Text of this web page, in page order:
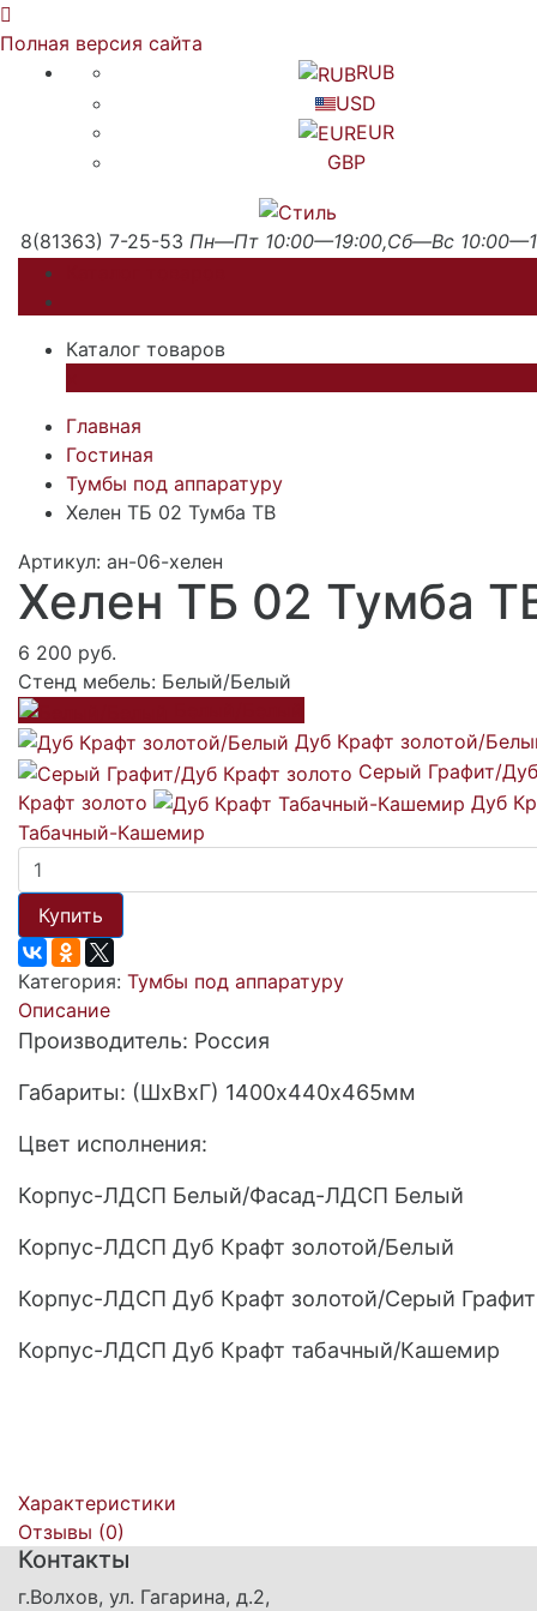
Полная версия сайта
RUB
USD
EUR
GBP
8(81363) 7-25-53 Пн—Пт 10:00—19:00,Сб—Вс
Каталог товаров
Главная
Гостиная
Тумбы под аппаратуру
Хелен ТБ 02 Тумба ТВ
Артикул: ан-06-хелен
Хелен ТБ 02 Тумба
6 200 руб.
Стенд мебель: Белый/Белый
Дуб Крафт золотой/
Серый Графит/Дуб
Крафт золото
Дуб
Табачный-Кашемир
Купить
Категория: Тумбы под аппаратуру
Описание
Производитель: Россия
Габариты: (ШхВхГ) 1400х440х465мм
Цвет исполнения:
Корпус-ЛДСП Белый/Фасад-ЛДСП Белый
Корпус-ЛДСП Дуб Крафт золотой/Белый
Корпус-ЛДСП Дуб Крафт золотой/Серый Графит
Корпус-ЛДСП Дуб Крафт табачный/Кашемир
Характеристики
Отзывы (0)
Контакты
г.Волхов, ул. Гагарина, д.2,